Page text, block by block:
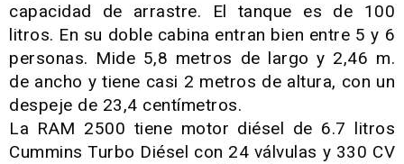
capacidad de arrastre. El tanque es de 100
litros. En su doble cabina entran bien entre 5 y 6
personas. Mide 5,8 metros de largo y 2,46 m.
de ancho y tiene casi 2 metros de altura, con un
despeje de 23,4 centímetros.
La RAM 2500 tiene motor diésel de 6.7 litros
Cummins Turbo Diésel con 24 válvulas y 330 CV